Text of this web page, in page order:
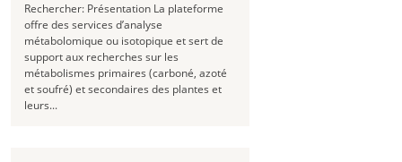
Rechercher: Présentation La plateforme
offre des services d’analyse
métabolomique ou isotopique et sert de
support aux recherches sur les
métabolismes primaires (carboné, azoté
et soufré) et secondaires des plantes et
leurs...